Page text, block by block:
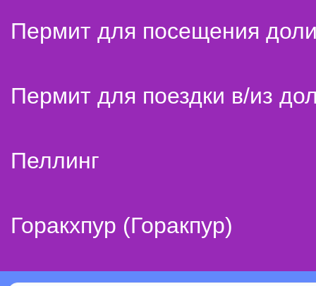
Пермит для посещения
Пермит для поездки в/из
Пеллинг
Горакхпур (Горакпур)